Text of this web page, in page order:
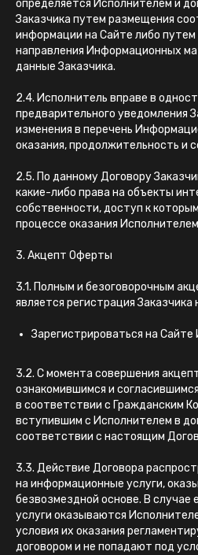
определяется Исполнителем и
Заказчика путем размещения
информации на Сайте либо путем
направления Информационных
данные Заказчика.
2.4. Исполнитель вправе в
предварительного уведомления
изменения в перечень
оказания, продолжительность и
2.5. По данному Договору
какие-либо права на объекты
собственности, доступ к
процессе оказания
3. Акцепт Оферты
3.1. Полным и безоговорочным
является регистрация
Зарегистрироваться на Сайте
3.2. С момента совершения
ознакомившимся и
в соответствии с Гражданским
вступившим с Исполнителем в
соответствии с настоящим
3.3. Действие Договора
на информационные услуги,
безвозмездной основе. В
услуги оказываются
условия их оказания
договором и не попадают под